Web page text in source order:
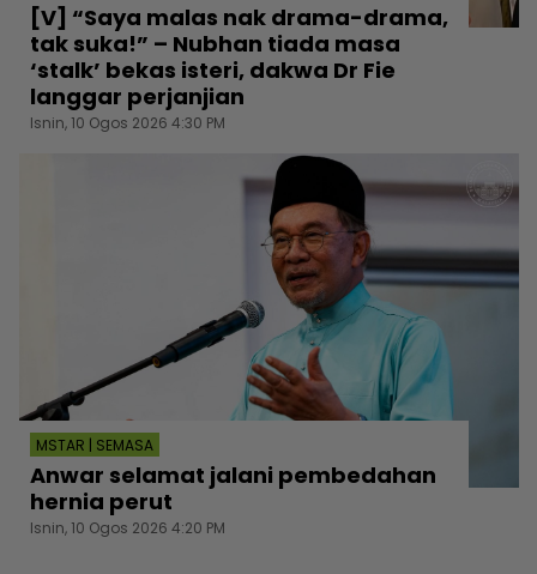
[V] “Saya malas nak drama-drama,
tak suka!” – Nubhan tiada masa
‘stalk’ bekas isteri, dakwa Dr Fie
langgar perjanjian
Isnin, 10 Ogos 2026 4:30 PM
MSTAR | SEMASA
Anwar selamat jalani pembedahan
hernia perut
Isnin, 10 Ogos 2026 4:20 PM